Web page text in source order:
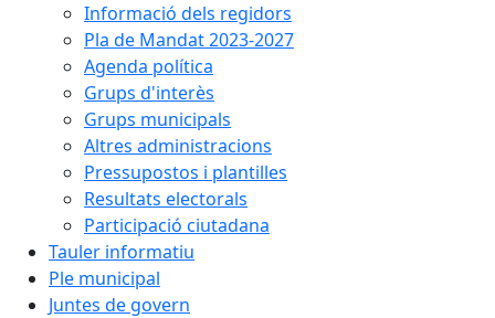
Informació dels regidors
Pla de Mandat 2023-2027
Agenda política
Grups d'interès
Grups municipals
Altres administracions
Pressupostos i plantilles
Resultats electorals
Participació ciutadana
Tauler informatiu
Ple municipal
Juntes de govern